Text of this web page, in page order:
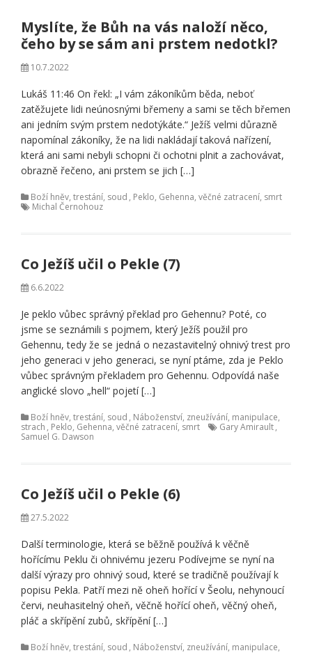
Myslíte, že Bůh na vás naloží něco,
čeho by se sám ani prstem nedotkl?
10.7.2022
Lukáš 11:46 On řekl: „I vám zákoníkům běda, neboť
zatěžujete lidi neúnosnými břemeny a sami se těch břemen
ani jedním svým prstem nedotýkáte.“ Ježíš velmi důrazně
napomínal zákoníky, že na lidi nakládají taková nařízení,
která ani sami nebyli schopni či ochotni plnit a zachovávat,
obrazně řečeno, ani prstem se jich […]
Boží hněv, trestání, soud , Peklo, Gehenna, věčné zatracení, smrt
Michal Černohouz
Co Ježíš učil o Pekle (7)
6.6.2022
Je peklo vůbec správný překlad pro Gehennu? Poté, co
jsme se seznámili s pojmem, který Ježíš použil pro
Gehennu, tedy že se jedná o nezastavitelný ohnivý trest pro
jeho generaci v jeho generaci, se nyní ptáme, zda je Peklo
vůbec správným překladem pro Gehennu. Odpovídá naše
anglické slovo „hell“ pojetí […]
Boží hněv, trestání, soud , Náboženství, zneužívání, manipulace,
strach , Peklo, Gehenna, věčné zatracení, smrt Gary Amirault,
Samuel G. Dawson
Co Ježíš učil o Pekle (6)
27.5.2022
Další terminologie, která se běžně používá k věčně
hořícímu Peklu či ohnivému jezeru Podívejme se nyní na
další výrazy pro ohnivý soud, které se tradičně používají k
popisu Pekla. Patří mezi ně oheň hořící v Šeolu, nehynoucí
červi, neuhasitelný oheň, věčně hořící oheň, věčný oheň,
pláč a skřípění zubů, skřípění […]
Boží hněv, trestání, soud , Náboženství, zneužívání, manipulace,